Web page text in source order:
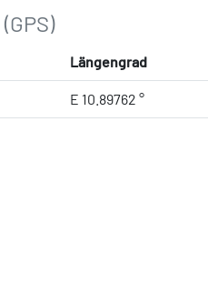
(GPS)
Längengrad
E 10.89762 °